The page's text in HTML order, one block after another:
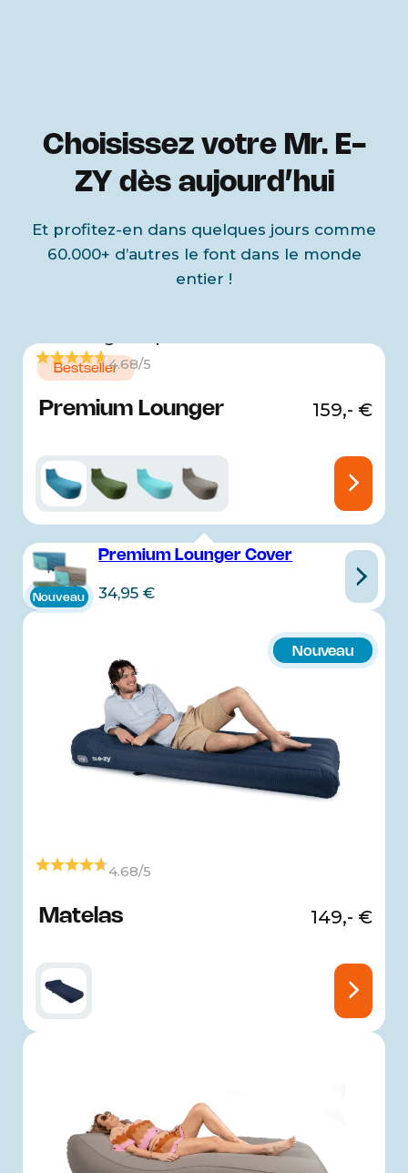
Choisissez votre Mr. E-
ZY dès aujourd’hui
Et profitez-en dans quelques jours comme
60.000+ d’autres le font dans le monde
entier !
Bestseller4.68/5
Premium Lounger 159,- €
Nouveau
Premium Lounger Cover
34,95€
Nouveau
4.68/5
Matelas 149,- €